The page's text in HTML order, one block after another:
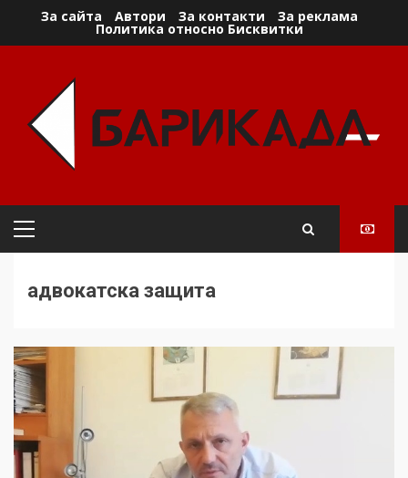
За сайта Автори За контакти За реклама
Политика относно Бисквитки
Primary
адвокатска защита